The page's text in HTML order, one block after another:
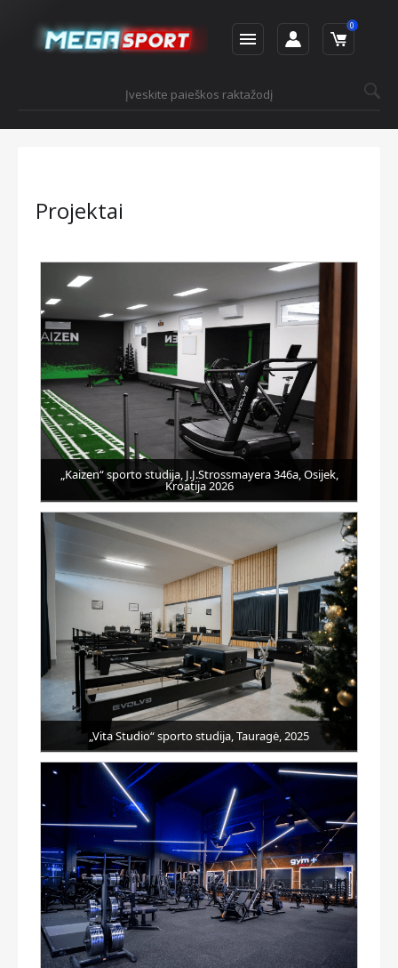
0
Projektai
„Kaizen“ sporto studija, J.J.Strossmayera 346a, Osijek,
Kroatija 2026
„Vita Studio“ sporto studija, Tauragė, 2025